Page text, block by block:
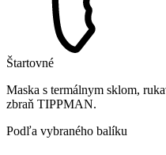
Štartovné
Maska s termálnym sklom,
zbraň TIPPMAN.
Podľa vybraného balíku